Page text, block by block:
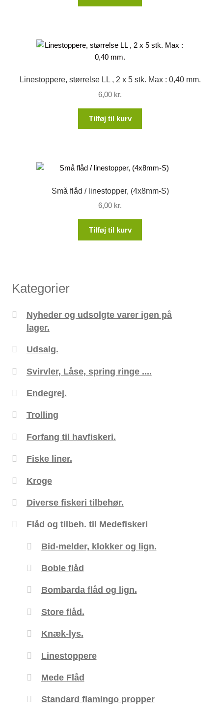
Linestoppere, størrelse LL , 2 x 5 stk. Max : 0,40 mm.
6,00 kr.
Tilføj til kurv
Små flåd / linestopper, (4x8mm-S)
6,00 kr.
Tilføj til kurv
Kategorier
Nyheder og udsolgte varer igen på
lager.
Udsalg.
Svirvler, Låse, spring ringe ....
Endegrej.
Trolling
Forfang til havfiskeri.
Fiske liner.
Kroge
Diverse fiskeri tilbehør.
Flåd og tilbeh. til Medefiskeri
Bid-melder, klokker og lign.
Boble flåd
Bombarda flåd og lign.
Store flåd.
Knæk-lys.
Linestoppere
Mede Flåd
Standard flamingo propper